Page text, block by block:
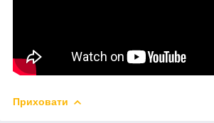
Приховати